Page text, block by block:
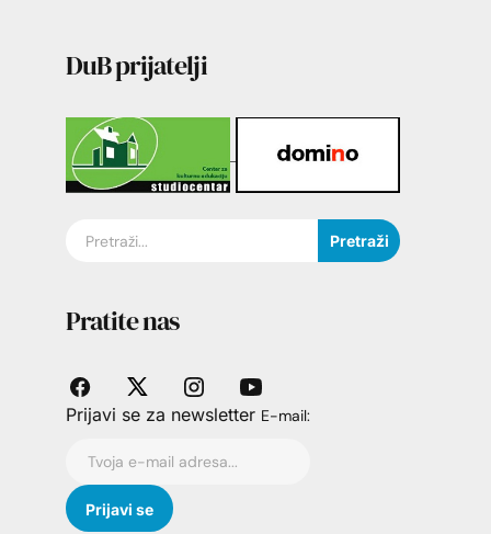
DuB prijatelji
Pretraži
Pratite nas
Prijavi se za newsletter E-mail: